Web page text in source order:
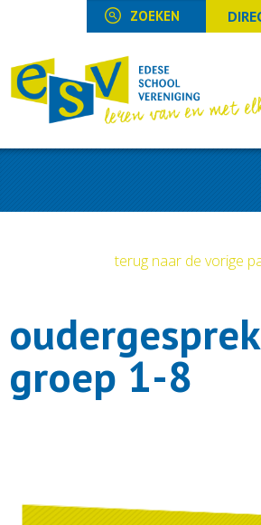
terug naar de vorige
groep 1-8